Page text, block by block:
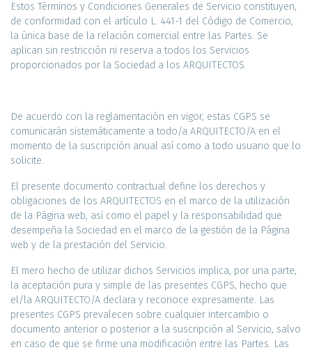
Estos Términos y Condiciones Generales de Servicio constituyen,
de conformidad con el artículo L. 441-1 del Código de Comercio,
la única base de la relación comercial entre las Partes. Se
aplican sin restricción ni reserva a todos los Servicios
proporcionados por la Sociedad a los ARQUITECTOS.
De acuerdo con la reglamentación en vigor, estas CGPS se
comunicarán sistemáticamente a todo/a ARQUITECTO/A en el
momento de la suscripción anual así como a todo usuario que lo
solicite.
El presente documento contractual define los derechos y
obligaciones de los ARQUITECTOS en el marco de la utilización
de la Página web, así como el papel y la responsabilidad que
desempeña la Sociedad en el marco de la gestión de la Página
web y de la prestación del Servicio.
El mero hecho de utilizar dichos Servicios implica, por una parte,
la aceptación pura y simple de las presentes CGPS, hecho que
el/la ARQUITECTO/A declara y reconoce expresamente. Las
presentes CGPS prevalecen sobre cualquier intercambio o
documento anterior o posterior a la suscripción al Servicio, salvo
en caso de que se firme una modificación entre las Partes. Las